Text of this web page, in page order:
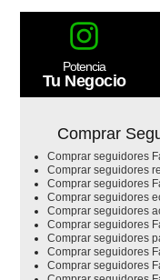
Potencia
Tu Negocio
Comprar
Comprar seguidores
Comprar seguidores
Comprar seguidores
Comprar seguidores
Comprar seguidores
Comprar seguidores
Comprar seguidores
Comprar seguidores
Comprar seguidores